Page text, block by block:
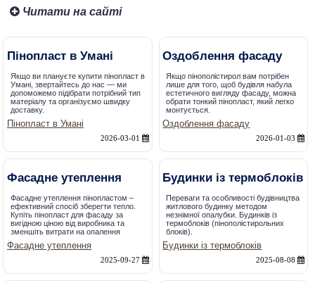
Читати на сайті
Пінопласт в Умані
Якщо ви плануєте купити пінопласт в
Умані, звертайтесь до нас — ми
допоможемо підібрати потрібний тип
матеріалу та організуємо швидку
доставку.
Пінопласт в Умані
2026-03-01
Оздоблення фасаду
Якщо пінополістирол вам потрібен
лише для того, щоб будівля набула
естетичного вигляду фасаду, можна
обрати тонкий пінопласт, який легко
монтується.
Оздоблення фасаду
2026-01-03
Фасадне утеплення
Фасадне утеплення пінопластом –
ефективний спосіб зберегти тепло.
Купіть пінопласт для фасаду за
вигідною ціною від виробника та
зменшіть витрати на опалення
Фасадне утеплення
2025-09-27
Будинки із термоблоків
Переваги та особливості будівництва
житлового будинку методом
незнімної опалубки. Будинків із
термоблоків (пінополістирольних
блоків).
Будинки із термоблоків
2025-08-08